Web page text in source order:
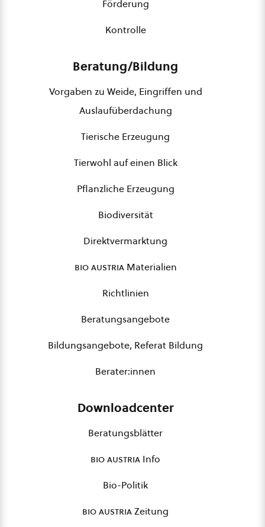
Förderung
Kontrolle
Beratung/Bildung
Vorgaben zu Weide, Eingriffen und
Auslaufüberdachung
Tierische Erzeugung
Tierwohl auf einen Blick
Pflanzliche Erzeugung
Biodiversität
Direktvermarktung
bio austriaMaterialien
Richtlinien
Beratungsangebote
Bildungsangebote, Referat Bildung
Berater:innen
Downloadcenter
Beratungsblätter
bio austria Info
Bio-Politik
bio austriaZeitung